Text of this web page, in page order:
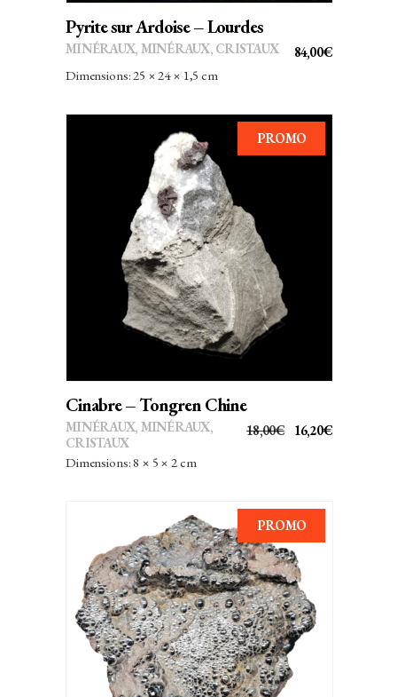
Pyrite sur Ardoise – Lourdes
84,00€
MINÉRAUX, MINÉRAUX, CRISTAUX
Dimensions: 25 × 24 × 1,5 cm
PROMO
AJOUTER AU PANIER
Cinabre – Tongren Chine
18,00€
LE
18,00€.
16,20€LE
MINÉRAUX, MINÉRAUX,
CRISTAUX
Dimensions: 8 × 5 × 2 cm
PROMO
AJOUTER AU PANIER